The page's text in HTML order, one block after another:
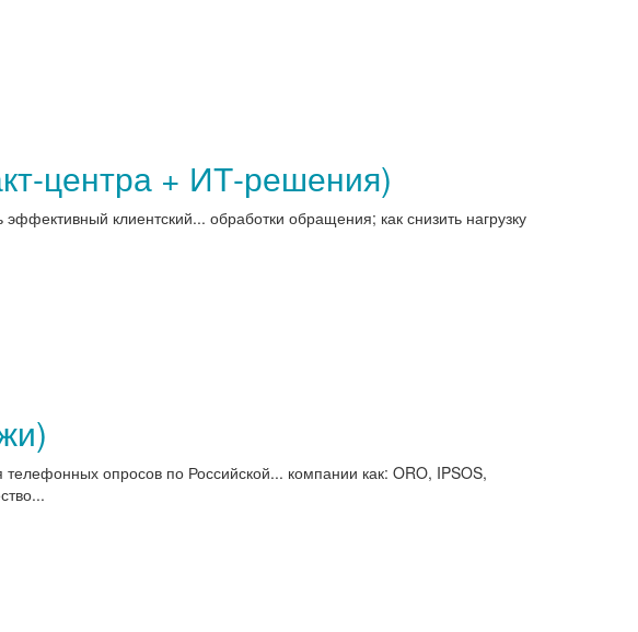
центра + ИТ-решения)
клиентский... обработки обращения; как снизить нагрузку
опросов по Российской... компании как: ORO, IPSOS,